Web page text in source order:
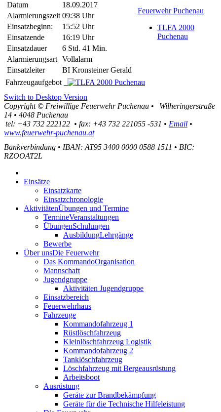
Datum
18.09.2017
Alarmierungszeit 09:38 Uhr
Einsatzbeginn:
15:52 Uhr
Einsatzende
16:19 Uhr
Einsatzdauer
6 Std. 41 Min.
Alarmierungsart Vollalarm
Einsatzleiter
BI Kronsteiner Gerald
Feuerwehr Puchenau
TLFA 2000
Puchenau
Fahrzeugaufgebot
Switch to Desktop Version
Copyright © Freiwillige Feuerwehr Puchenau •
Wilheringerstraße
14 • 4048 Puchenau
tel: +43 732 222122 • fax: +43 732 221055 -531 • Email •
www.feuerwehr-puchenau.at
Bankverbindung • IBAN: AT95 3400 0000 0588 1511 • BIC:
RZOOAT2L
Einsätze
Einsatzkarte
Einsatzchronologie
AktivitätenÜbungen und Termine
TermineVeranstaltungen
ÜbungenSchulungen
AusbildungLehrgänge
Bewerbe
Über unsDie Feuerwehr
Das KommandoOrganisation
Mannschaft
Jugendgruppe
Aktivitäten Jugendgruppe
Einsatzbereich
Feuerwehrhaus
Fahrzeuge
Kommandofahrzeug 1
Rüstlöschfahrzeug
Kleinlöschfahrzeug Logistik
Kommandofahrzeug 2
Tanklöschfahrzeug
Löschfahrzeug mit Bergeausrüstung
Arbeitsboot
Ausrüstung
Geräte zur Brandbekämpfung
Geräte für die Technische Hilfeleistung